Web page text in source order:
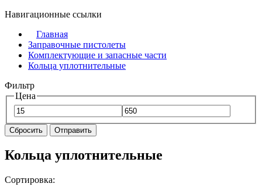
Навигационные ссылки
Главная
Заправочные пистолеты
Комплектующие и запасные части
Кольца уплотнительные
Фильтр
Цена
Сбросить Отправить
Кольца уплотнительные
Сортировка: